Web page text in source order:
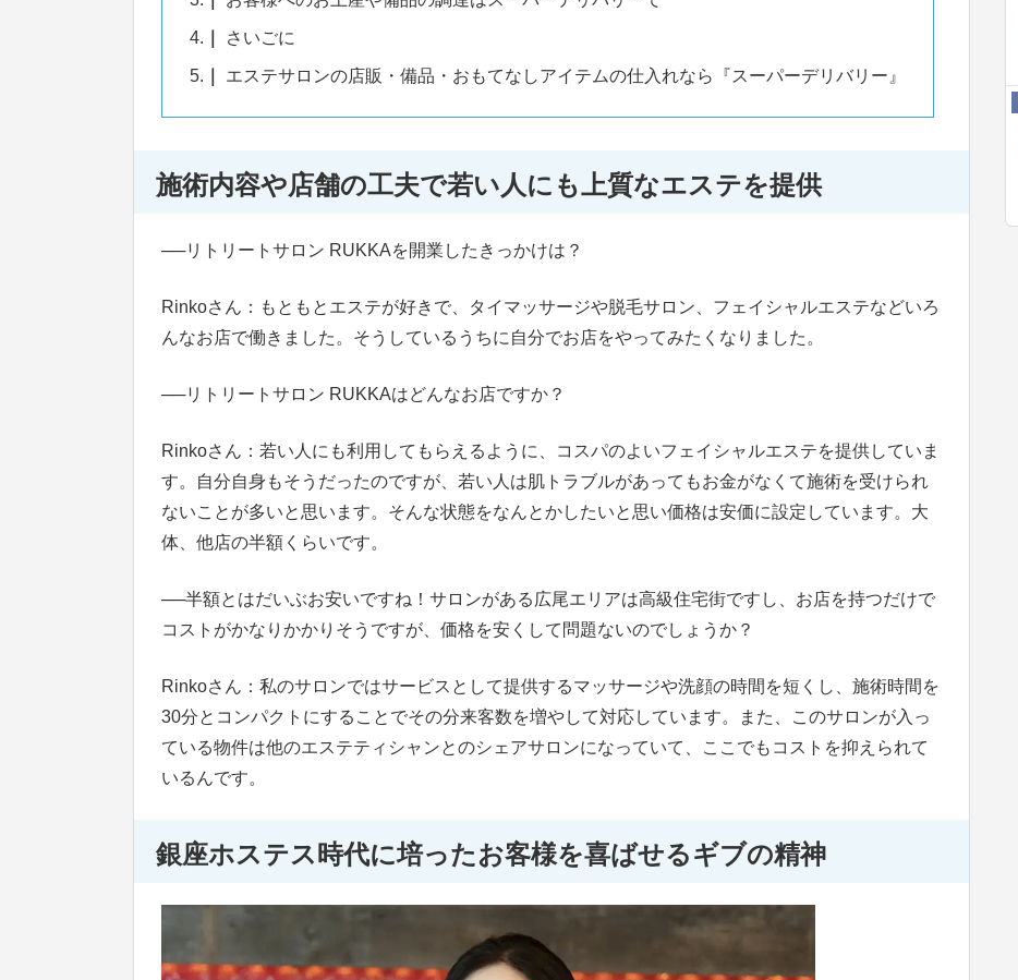
4. さいごに
5. エステサロンの店販・備品・おもてなしアイテムの仕入れなら『スーパーデリバリー』
施術内容や店舗の工夫で若い人にも上質なエステを提供
──リトリートサロン RUKKAを開業したきっかけは？
Rinkoさん：もともとエステが好きで、タイマッサージや脱毛サロン、フェイシャルエステなどいろ
んなお店で働きました。そうしているうちに自分でお店をやってみたくなりました。
──リトリートサロン RUKKAはどんなお店ですか？
Rinkoさん：若い人にも利用してもらえるように、コスパのよいフェイシャルエステを提供していま
す。自分自身もそうだったのですが、若い人は肌トラブルがあってもお金がなくて施術を受けられ
ないことが多いと思います。そんな状態をなんとかしたいと思い価格は安価に設定しています。大
体、他店の半額くらいです。
──半額とはだいぶお安いですね！サロンがある広尾エリアは高級住宅街ですし、お店を持つだけで
コストがかなりかかりそうですが、価格を安くして問題ないのでしょうか？
Rinkoさん：私のサロンではサービスとして提供するマッサージや洗顔の時間を短くし、施術時間を
30分とコンパクトにすることでその分来客数を増やして対応しています。また、このサロンが入っ
ている物件は他のエステティシャンとのシェアサロンになっていて、ここでもコストを抑えられて
いるんです。
銀座ホステス時代に培ったお客様を喜ばせるギブの精神